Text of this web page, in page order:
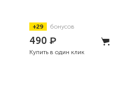
+29 бонусов
490 ₽
Купить в один клик